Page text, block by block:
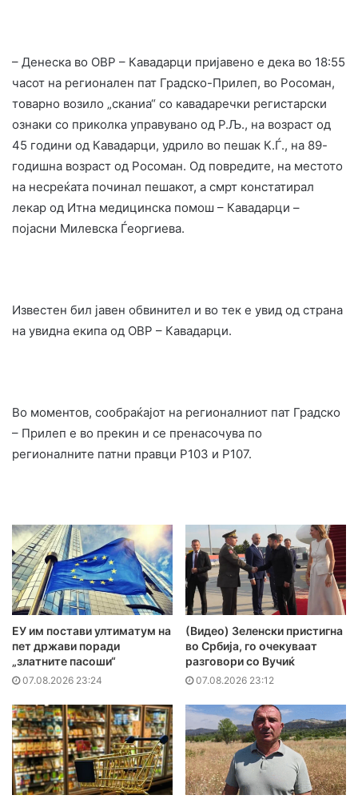
– Денеска во ОВР – Кавадарци пријавено е дека во 18:55
часот на регионален пат Градско-Прилеп, во Росоман,
товарно возило „сканиа“ со кавадаречки регистарски
ознаки со приколка управувано од Р.Љ., на возраст од
45 години од Кавадарци, удрило во пешак К.Ѓ., на 89-
годишна возраст од Росоман. Од повредите, на местото
на несреќата починал пешакот, а смрт констатирал
лекар од Итна медицинска помош – Кавадарци –
појасни Милевска Ѓеоргиева.
Известен бил јавен обвинител и во тек е увид од страна
на увидна екипа од ОВР – Кавадарци.
Во моментов, сообраќајот на регионалниот пат Градско
– Прилеп е во прекин и се пренасочува по
регионалните патни правци Р103 и Р107.
ЕУ им постави ултиматум на
пет држави поради
„златните пасоши“
07.08.2026 23:24
(Видео) Зеленски пристигна
во Србија, го очекуваат
разговори со Вучиќ
07.08.2026 23:12